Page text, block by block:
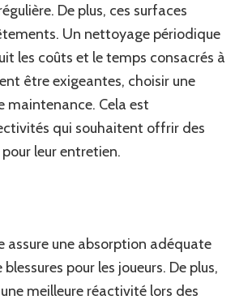
De plus, ces surfaces
Un nettoyage périodique
les coûts et le temps consacrés à
être exigeantes, choisir une
Cela est
qui souhaitent offrir des
leur entretien.
assure une absorption adéquate
pour les joueurs. De plus,
meilleure réactivité lors des